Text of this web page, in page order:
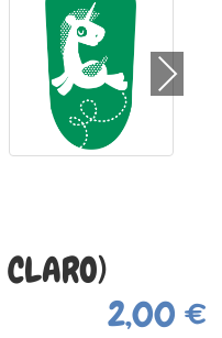
2,00 €